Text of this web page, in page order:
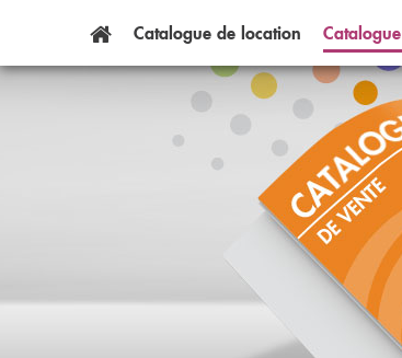
Catalogue de location Catalogue